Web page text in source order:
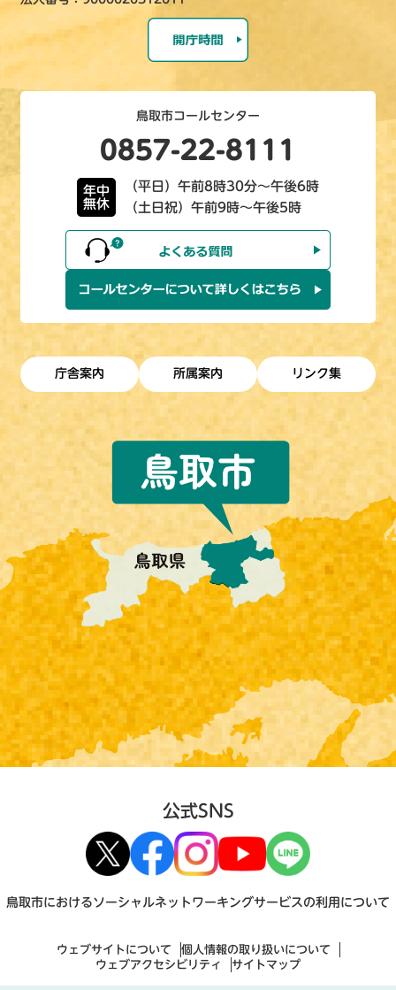
鳥取市コールセンター
0857-22-8111
年中
無休
（平日）午前8時30分～午後6時
（土日祝）午前9時～午後5時
庁舎案内 所属案内 リンク集
公式SNS
鳥取市におけるソーシャルネットワーキングサービスの利用について
ウェブサイトについて
個人情報の取り扱いについて
ウェブアクセシビリティ
サイトマップ